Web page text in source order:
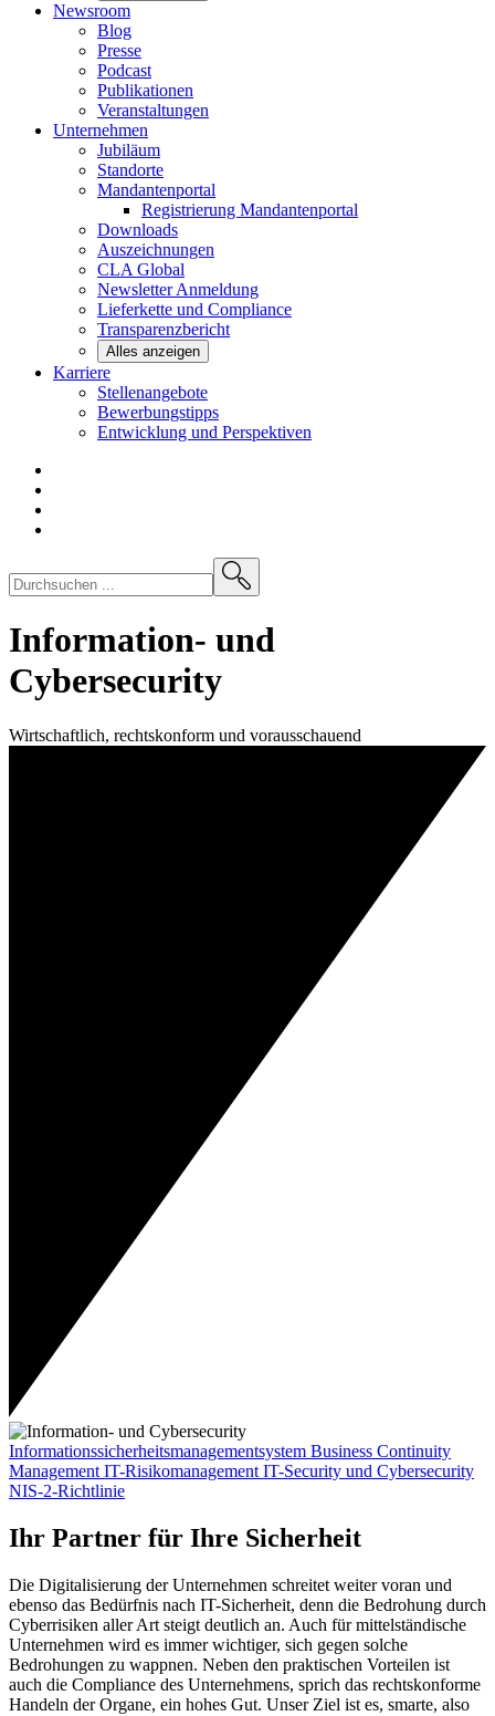
Newsroom
Blog
Presse
Podcast
Publikationen
Veranstaltungen
Unternehmen
Jubiläum
Standorte
Mandantenportal
Registrierung Mandantenportal
Downloads
Auszeichnungen
CLA Global
NewsletterAnmeldung
Lieferkette und Compliance
Transparenzbericht
Alles anzeigen
Karriere
Stellenangebote
Bewerbungstipps
Entwicklung und Perspektiven
Information- und
Cybersecurity
Wirtschaftlich, rechtskonform und vorausschauend
Informationssicherheitsmanagementsystem Business Continuity
Management IT-Risikomanagement IT-Security und Cybersecurity
NIS-2-Richtlinie
Ihr Partner für Ihre Sicherheit
Die Digitalisierung der Unternehmen schreitet weiter voran und
ebenso das Bedürfnis nach IT-Sicherheit, denn die Bedrohung durch
Cyberrisiken aller Art steigt deutlich an. Auch für mittelständische
Unternehmen wird es immer wichtiger, sich gegen solche
Bedrohungen zu wappnen. Neben den praktischen Vorteilen ist
auch die Compliance des Unternehmens, sprich das rechtskonforme
Handeln der Organe, ein hohes Gut. Unser Ziel ist es, smarte, also